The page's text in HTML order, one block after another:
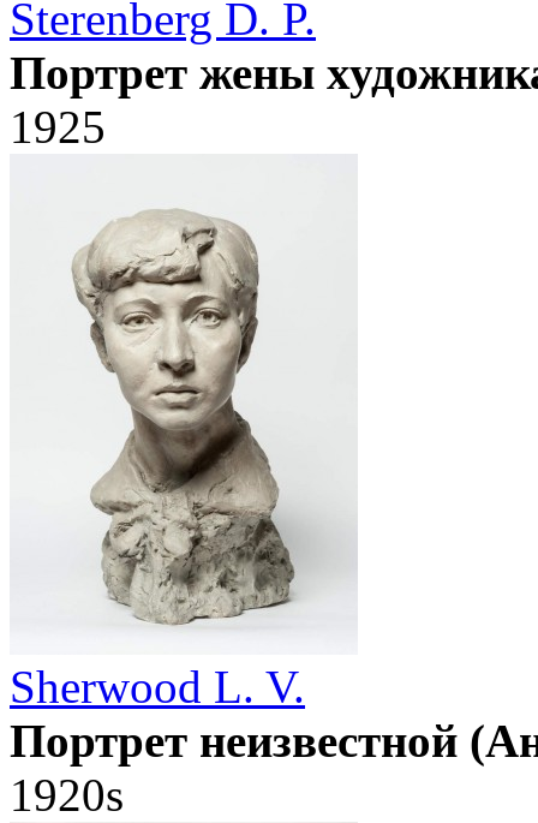
Sterenberg D. P.
Портрет жены
1925
Sherwood L. V.
Портрет неизвестной
1920s